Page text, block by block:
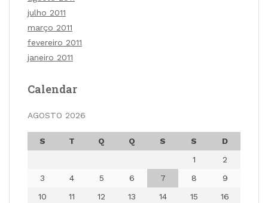
julho 2011
março 2011
fevereiro 2011
janeiro 2011
Calendar
AGOSTO 2026
S T Q Q S S
D
1
2
3
4 5 6 7 8
9
10
11 12 13 14 15
16